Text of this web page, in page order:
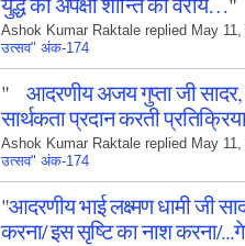
Ashok Kumar Raktale replied May
उत्सव" अंक-174
" आदरणीय अजय गुप्ता जी सादर,
सार्थकता प्रदान करती
Ashok Kumar Raktale replied May
उत्सव" अंक-174
"आदरणीय भाई लक्ष्मण धामी जी
करना/ इस सृष्टि का नाश करना/